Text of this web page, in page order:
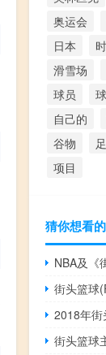
奥运会
日本
滑雪场
球员
自己的
谷物
项目
猜你想看
NBA及《
2018年街
街头篮球